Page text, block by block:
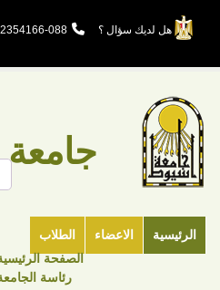
الرئيسي
هل لديك سؤال ؟ 088-2354166
الرئيسية الاعضاء الطلاب
الصفحة
رئاسة